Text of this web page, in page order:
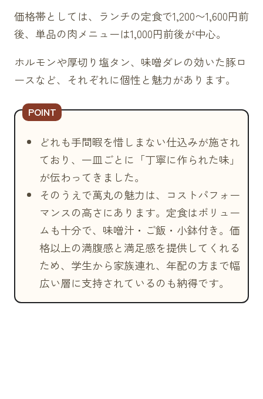
価格帯としては、ランチの定食で1,200〜1,600円前
後、単品の肉メニューは1,000円前後が中心。
ホルモンや厚切り塩タン、味噌ダレの効いた豚ロ
ースなど、それぞれに個性と魅力があります。
どれも手間暇を惜しまない仕込みが施され
ており、一皿ごとに「丁寧に作られた味」
が伝わってきました。
そのうえで萬丸の魅力は、コストパフォー
マンスの高さにあります。定食はボリュー
ムも十分で、味噌汁・ご飯・小鉢付き。価
格以上の満腹感と満足感を提供してくれる
ため、学生から家族連れ、年配の方まで幅
広い層に支持されているのも納得です。